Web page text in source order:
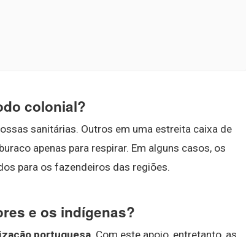
colonial?
sanitárias. Outros em uma estreita caixa de
apenas para respirar. Em alguns casos, os
para os fazendeiros das regiões.
e os indígenas?
portuguesa. Com este apoio, entretanto, as